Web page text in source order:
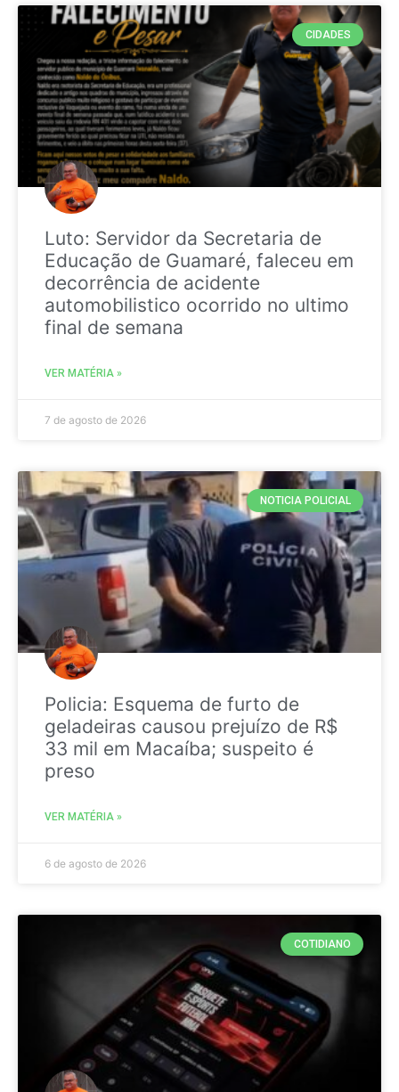
CIDADES
Luto: Servidor da Secretaria de
Educação de Guamaré, faleceu em
decorrência de acidente
automobilistico ocorrido no ultimo
final de semana
VER MATÉRIA »
7 de agosto de 2026
NOTICIA POLICIAL
Policia: Esquema de furto de
geladeiras causou prejuízo de R$
33 mil em Macaíba; suspeito é
preso
VER MATÉRIA »
6 de agosto de 2026
COTIDIANO